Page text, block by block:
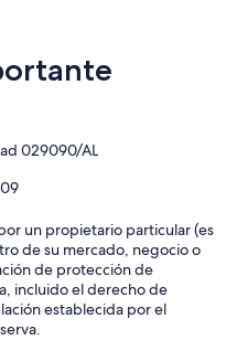
029090/AL
un propietario particular (es
de su mercado, negocio o
de protección de
incluido el derecho de
establecida por el